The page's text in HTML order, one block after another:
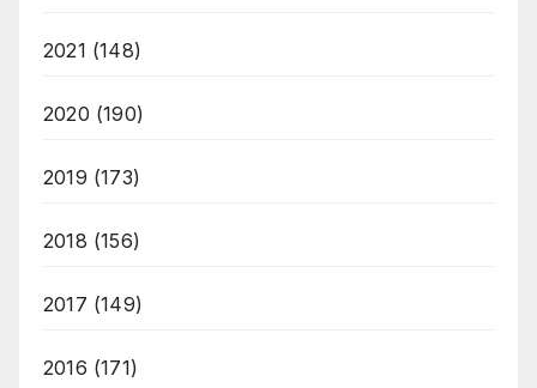
2021 (148)
2020 (190)
2019 (173)
2018 (156)
2017 (149)
2016 (171)